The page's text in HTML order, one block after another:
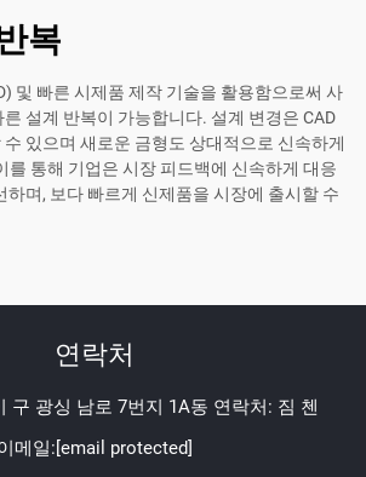
복
및 빠른 시제품 제작 기술을 활용함으로써 사
설계 반복이 가능합니다. 설계 변경은 CAD
있으며 새로운 금형도 상대적으로 신속하게
를 통해 기업은 시장 피드백에 신속하게 대응
하며, 보다 빠르게 신제품을 시장에 출시할 수
연락처
구 광싱 남로 7번지 1A동 연락처: 짐 첸
메일: [email protected]